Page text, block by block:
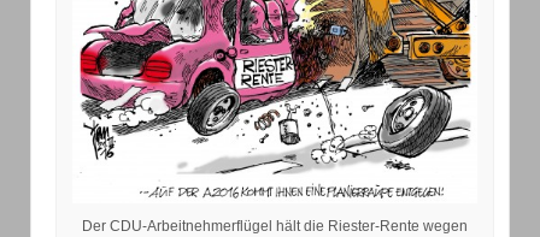
Der CDU-Arbeitnehmerflügel hält die Riester-Rente wegen